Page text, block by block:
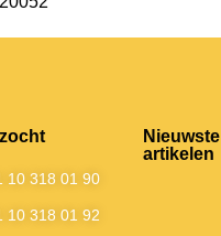
10 318 01 90
10 318 01 92
Nieuwste
artikelen